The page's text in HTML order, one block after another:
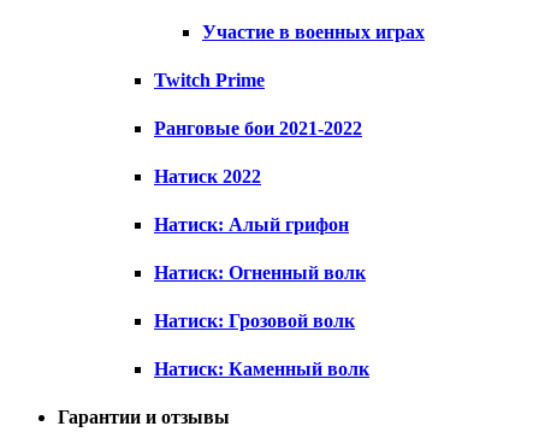
Участие в военных играх
Twitch Prime
Ранговые бои 2021-2022
Натиск 2022
Натиск: Алый грифон
Натиск: Огненный волк
Натиск: Грозовой волк
Натиск: Каменный волк
Гарантии и отзывы